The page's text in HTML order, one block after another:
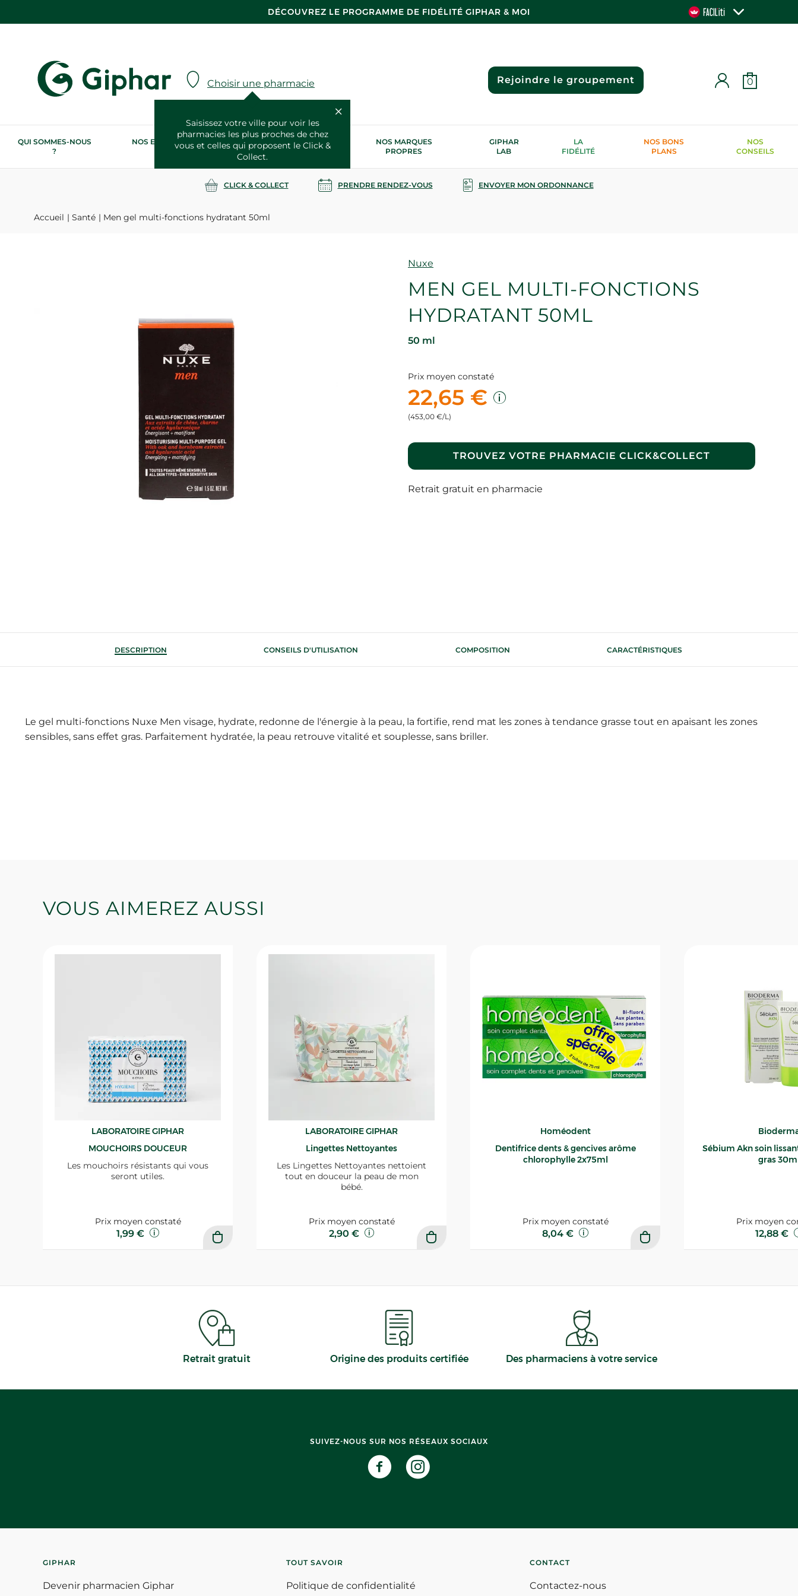
DÉCOUVREZ LE PROGRAMME DE FIDÉLITÉ GIPHAR & MOI
Choisir une pharmacie
Saisissez votre ville pour voir les
pharmacies les plus proches de chez
vous et celles qui proposent le Click &
Collect.
Rejoindre le groupement 0
QUI SOMMES-NOUS
?
NOS ENGAGEMENTS
RSE
NOS SERVICES
SANTÉ
NOS MARQUES
PROPRES
GIPHAR
LAB
LA
FIDÉLITÉ
NOS BONS
PLANS
NOS
CONSEILS
CLICK & COLLECT PRENDRE RENDEZ-VOUS ENVOYER MON ORDONNANCE
Accueil Santé Men gel multi-fonctions hydratant 50ml
Marque
Nuxe
MEN GEL MULTI-FONCTIONS
HYDRATANT 50ML
50 ml
Prix moyen constaté
22,65 €
(453,00 €/L)
TROUVEZ VOTRE PHARMACIE CLICK&COLLECT
Retrait gratuit en pharmacie
DESCRIPTION CONSEILS D'UTILISATION COMPOSITION CARACTÉRISTIQUES
Le gel multi-fonctions Nuxe Men visage, hydrate, redonne de l'énergie à la peau, la fortifie, rend mat les zones à tendance grasse tout en apaisant les zones
sensibles, sans effet gras. Parfaitement hydratée, la peau retrouve vitalité et souplesse, sans briller.
VOUS AIMEREZ AUSSI
LABORATOIRE GIPHAR
MOUCHOIRS DOUCEUR
Les mouchoirs résistants qui vous
seront utiles.
Prix moyen constaté
1,99 €
LABORATOIRE GIPHAR
Lingettes Nettoyantes
Les Lingettes Nettoyantes nettoient
tout en douceur la peau de mon
bébé.
Prix moyen constaté
2,90 €
Homéodent
Dentifrice dents & gencives arôme
chlorophylle 2x75ml
Prix moyen constaté
8,04 €
Sébium Akn soin lissant
gras
Prix moyen
12,88 €
Retrait gratuit Origine des produits certifiée Des pharmaciens à votre service
SUIVEZ-NOUS SUR NOS RÉSEAUX SOCIAUX
GIPHAR
Devenir pharmacien Giphar
TOUT SAVOIR
Politique de confidentialité
CONTACT
Contactez-nous